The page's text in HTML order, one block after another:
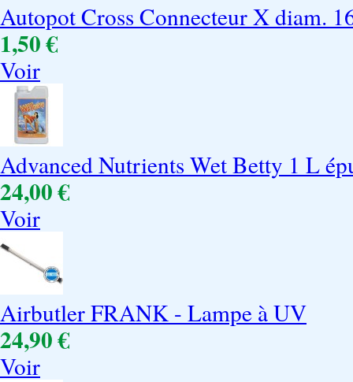
Autopot Cross Connecteur X diam.
1,50 €
Voir
Advanced Nutrients Wet Betty 1 L
24,00 €
Voir
Airbutler FRANK - Lampe à UV
24,90 €
Voir